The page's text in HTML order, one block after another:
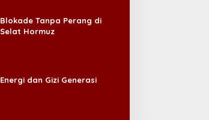
Blokade Tanpa Perang di
Selat Hormuz
Energi dan Gizi Generasi